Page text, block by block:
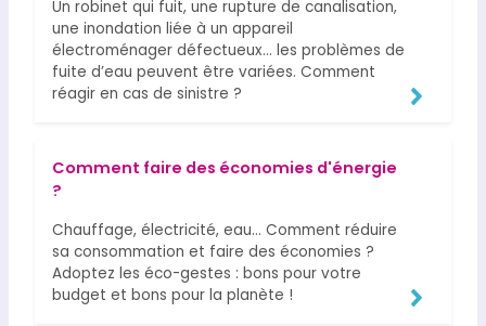
Un robinet qui fuit, une rupture de canalisation,
une inondation liée à un appareil
électroménager défectueux… les problèmes de
fuite d’eau peuvent être variées. Comment
réagir en cas de sinistre ?
Comment faire des économies d'énergie
?
Chauffage, électricité, eau… Comment réduire
sa consommation et faire des économies ?
Adoptez les éco-gestes : bons pour votre
budget et bons pour la planète !